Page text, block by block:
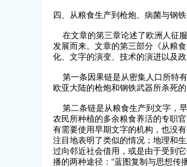
四、从粮食生产到枪炮、病菌与钢铁
在文章的第三章论述了欧洲人征
发展而来。文章的第三部分《从粮
化、文字的演变、技术的演进以及
第一条因果链是从密集人口所特
欧亚大陆的枪炮和钢铁武器所杀死
第二条链是从粮食生产到文字，
农民所种植的多余粮食养活的专职
有需要使用早期文字的机构，也没
注目地表明了类似的情况；地理和
过向邻近社会借用，或是由于受到
播的两种途径：“蓝图复制与思想传